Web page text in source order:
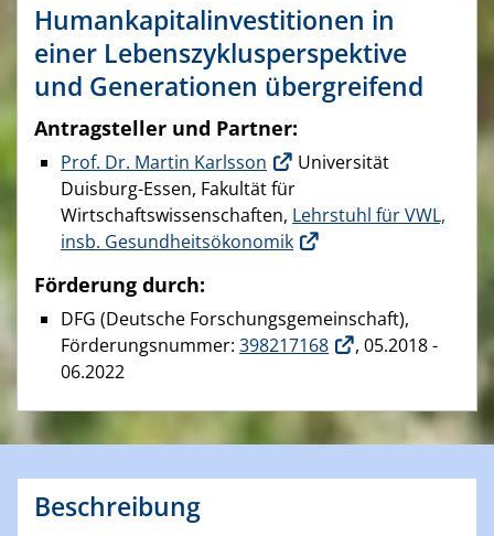
Humankapitalinvestitionen in
einer Lebenszyklusperspektive
und Generationen übergreifend
Antragsteller und Partner:
Prof. Dr. Martin Karlsson
Universität
Duisburg-Essen, Fakultät für
Wirtschaftswissenschaften, Lehrstuhl für VWL,
insb. Gesundheitsökonomik
Förderung durch:
DFG (Deutsche Forschungsgemeinschaft),
Förderungsnummer: 398217168
, 05.2018 -
06.2022
Beschreibung